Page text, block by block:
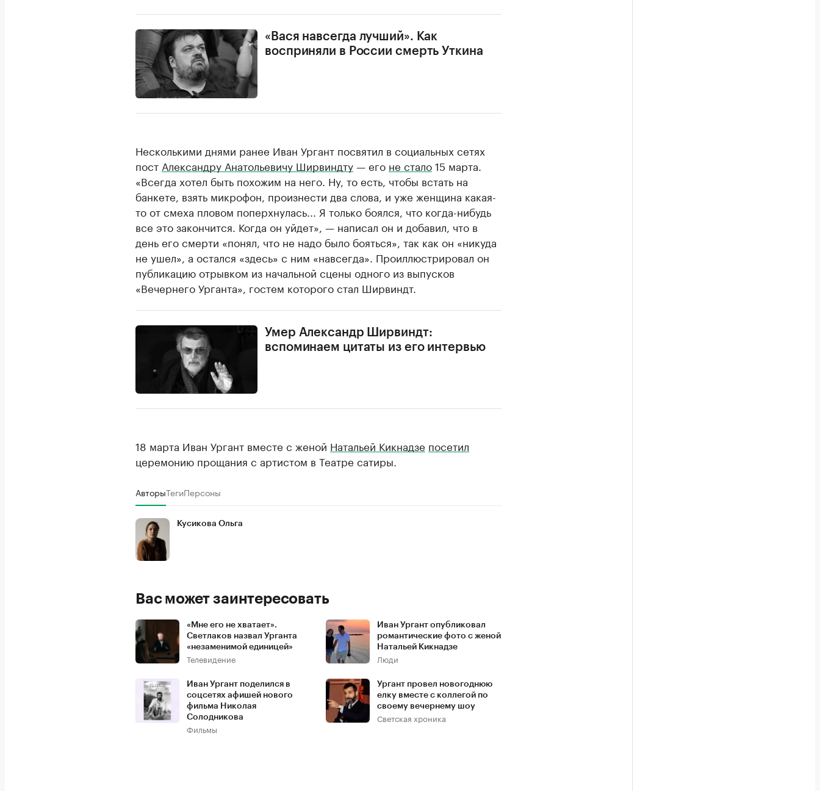
«Вася навсегда лучший». Как
восприняли в России смерть Уткина
Несколькими днями ранее Иван Ургант посвятил в социальных сетях
пост Александру Анатольевичу Ширвиндту— его не стало15 марта.
«Всегда хотел быть похожим на него. Ну, то есть, чтобы встать на
банкете, взять микрофон, произнести два слова, и уже женщина какая-
то от смеха пловом поперхнулась... Я только боялся, что когда-нибудь
все это закончится. Когда он уйдет», — написал он и добавил, что в
день его смерти «понял, что не надо было бояться», так как он «никуда
не ушел», а остался «здесь» с ним «навсегда». Проиллюстрировал он
публикацию отрывком из начальной сцены одного из выпусков
«Вечернего Урганта», гостем которого стал Ширвиндт.
Умер Александр Ширвиндт:
вспоминаем цитаты из его интервью
18 марта Иван Ургант вместе с женой Натальей Кикнадзе посетил
церемонию прощания с артистом в Театре сатиры.
АвторыТегиПерсоны
Кусикова Ольга
Вас может заинтересовать
«Мне его не хватает».
Светлаков назвал Урганта
«незаменимой единицей»
Телевидение
Иван Ургант опубликовал
романтические фото с женой
Натальей Кикнадзе
Люди
Иван Ургант поделился в
соцсетях афишей нового
фильма Николая
Солодникова
Фильмы
Ургант провел новогоднюю
елку вместе с коллегой по
своему вечернему шоу
Светская хроника